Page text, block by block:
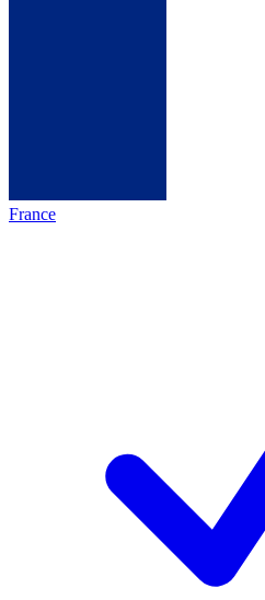
France